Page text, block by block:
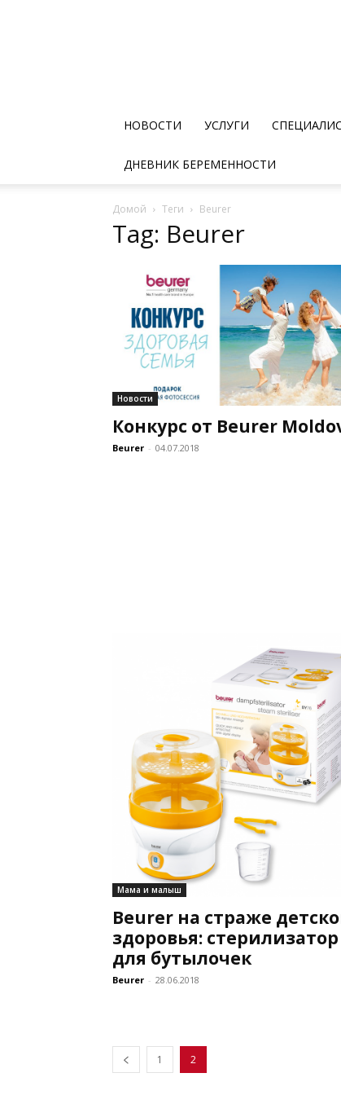
НОВОСТИ УСЛУГИ
ДНЕВНИК БЕРЕМЕННОСТИ
Домой Теги Beurer
Tag: Beurer
Новости
Конкурс от Beurer
Beurer - 04.07.2018
Мама и малыш
Beurer на страже
здоровья: стерилизатор
для бутылочек
Beurer - 28.06.2018
1 2